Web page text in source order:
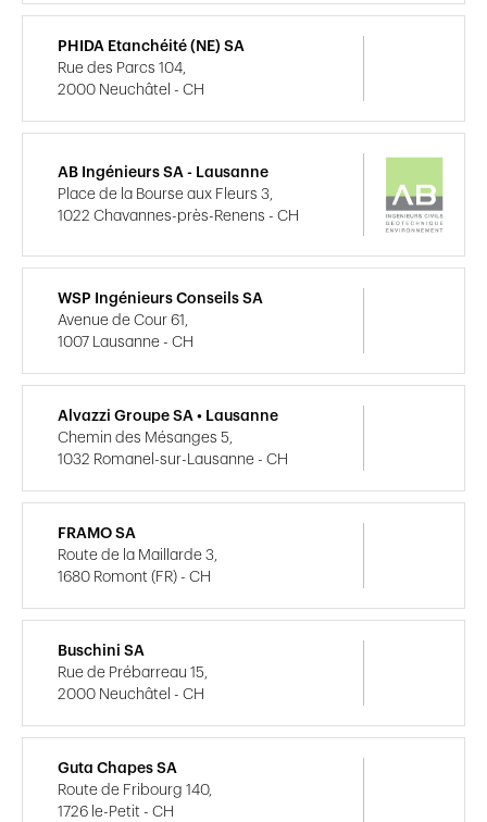
PHIDA Etanchéité (NE) SA
Rue des Parcs 104,
2000 Neuchâtel - CH
AB Ingénieurs SA - Lausanne
Place de la Bourse aux Fleurs 3,
1022 Chavannes-près-Renens - CH
WSP Ingénieurs Conseils SA
Avenue de Cour 61,
1007 Lausanne - CH
Alvazzi Groupe SA • Lausanne
Chemin des Mésanges 5,
1032 Romanel-sur-Lausanne - CH
FRAMO SA
Route de la Maillarde 3,
1680 Romont (FR) - CH
Buschini SA
Rue de Prébarreau 15,
2000 Neuchâtel - CH
Guta Chapes SA
Route de Fribourg 140,
1726 le-Petit - CH